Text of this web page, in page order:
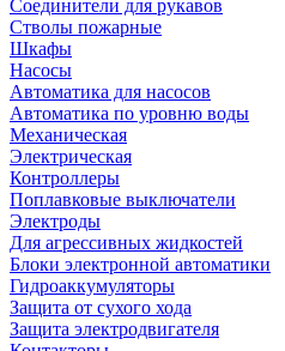
Соединители для рукавов
Стволы пожарные
Шкафы
Насосы
Автоматика для насосов
Автоматика по уровню воды
Механическая
Электрическая
Контроллеры
Поплавковые выключатели
Электроды
Для агрессивных жидкостей
Блоки электронной автоматики
Гидроаккумуляторы
Защита от сухого хода
Защита электродвигателя